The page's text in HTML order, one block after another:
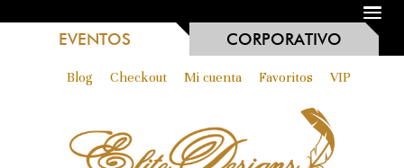
MENU
EVENTOS
CORPORATIVO
Blog Checkout Mi cuenta Favoritos VIP